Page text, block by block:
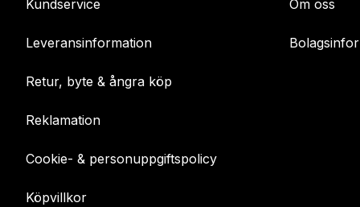
Kundservice
Leveransinformation
Retur, byte & ångra köp
Reklamation
Cookie- & personuppgiftspolicy
Köpvillkor
Om oss